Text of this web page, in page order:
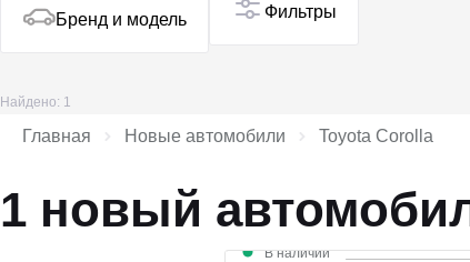
Бренд и модель Фильтры
Найдено: 1
Главная Новые автомобили Toyota Corolla
1 новый
В наличии